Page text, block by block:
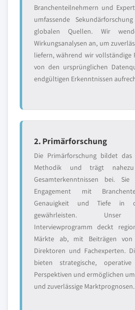
Branchenteilnehmern und
umfassende
globalen Quellen. Wir
Wirkungsanalysen an, um
liefern, während wir vollständige
von den ursprünglichen
endgültigen Erkenntnissen
2. Primärforschung
Die Primärforschung bildet das
Methodik und trägt
Gesamterkenntnissen bei.
Engagement mit
Genauigkeit und Tiefe in
gewährleisten. Unser
Interviewprogramm deckt
Märkte ab, mit Beiträgen von
Direktoren und Fachexperten.
bieten strategische,
Perspektiven und ermöglichen
und zuverlässige Marktprognosen.